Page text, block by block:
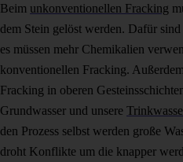
Beim unkonventionellen Fracking
dem Stein gelöst werden. Dafür
es müssen mehr Chemikalien
konventionellen Fracking.
Fracking in oberen
Grundwasser und unsere
den Prozess selbst werden große
droht Konflikte um die knapper